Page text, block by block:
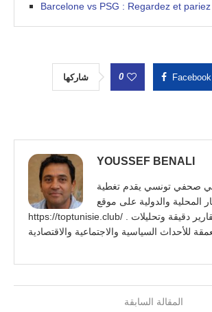
Barcelone vs PSG : Regardez et
شاركها 0 Facebook
YOUSSEF BENALI
صحفي تونسي يقدم تغطية
المحلية والدولية على موقع
https://toptunisie.club/ . يتميز بتقديم تقارير دقيقة وتحليلات
المقالة السابقة